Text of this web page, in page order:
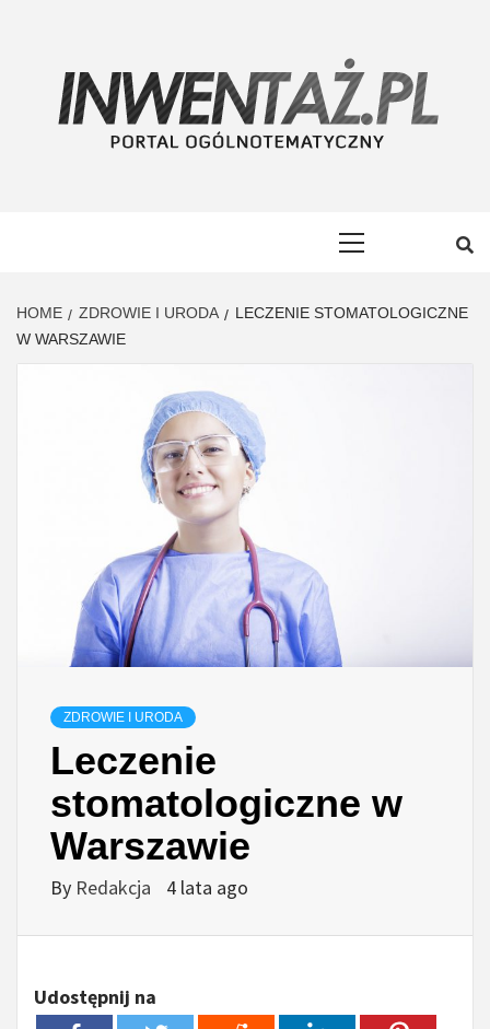
HOME ZDROWIE I URODA
LECZENIE STOMATOLOGICZNE
W WARSZAWIE
ZDROWIE I URODA
Leczenie
stomatologiczne w
Warszawie
By Redakcja 4 lata ago
Udostępnij na